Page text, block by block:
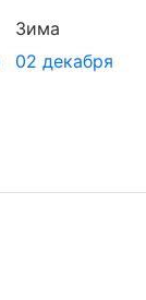
Зима
02 декабря